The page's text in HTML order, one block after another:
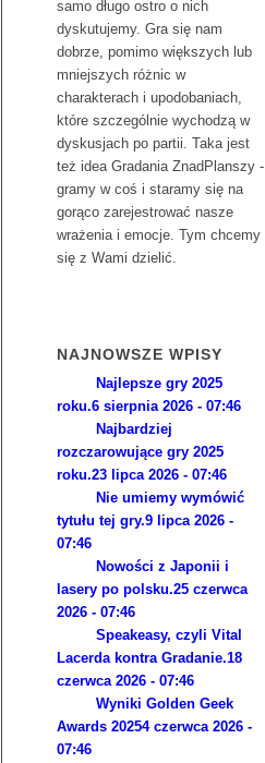
samo długo ostro o nich
dyskutujemy. Gra się nam
dobrze, pomimo większych lub
mniejszych różnic w
charakterach i upodobaniach,
które szczególnie wychodzą w
dyskusjach po partii. Taka jest
też idea Gradania ZnadPlanszy -
gramy w coś i staramy się na
gorąco zarejestrować nasze
wrażenia i emocje. Tym chcemy
się z Wami dzielić.
NAJNOWSZE WPISY
Najlepsze gry 2025
roku.6 sierpnia 2026 - 07:46
Najbardziej
rozczarowujące gry 2025
roku.23 lipca 2026 - 07:46
Nie umiemy wymówić
tytułu tej gry.9 lipca 2026 -
07:46
Nowości z Japonii i
lasery po polsku.25 czerwca
2026 - 07:46
Speakeasy, czyli Vital
Lacerda kontra Gradanie.18
czerwca 2026 - 07:46
Wyniki Golden Geek
Awards 20254 czerwca 2026 -
07:46